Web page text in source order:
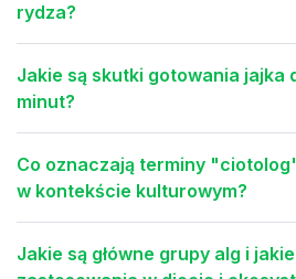
rydza?
Jakie są skutki gotowania jajka
minut?
Co oznaczają terminy
w kontekście kulturowym?
Jakie są główne grupy alg i